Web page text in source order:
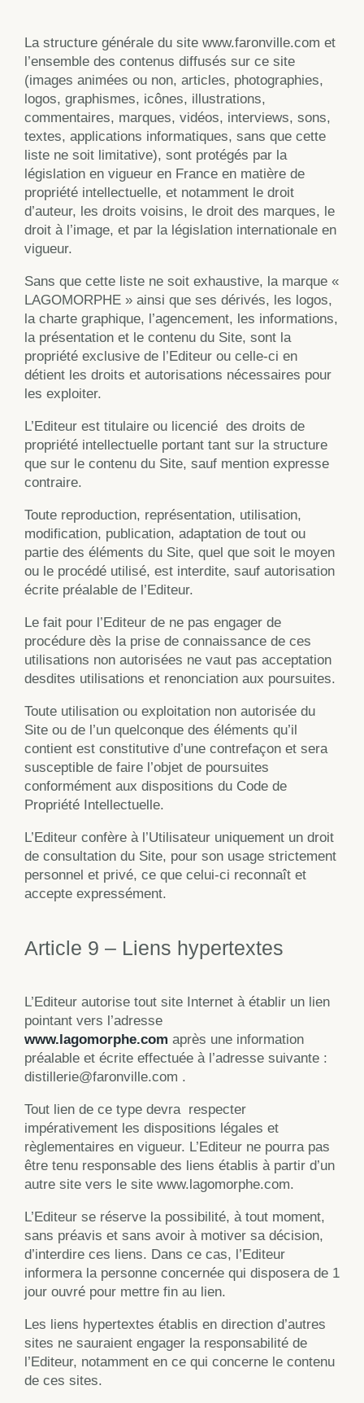
La structure générale du site www.faronville.com et
l’ensemble des contenus diffusés sur ce site
(images animées ou non, articles, photographies,
logos, graphismes, icônes, illustrations,
commentaires, marques, vidéos, interviews, sons,
textes, applications informatiques, sans que cette
liste ne soit limitative), sont protégés par la
législation en vigueur en France en matière de
propriété intellectuelle, et notamment le droit
d’auteur, les droits voisins, le droit des marques, le
droit à l’image, et par la législation internationale en
vigueur.
Sans que cette liste ne soit exhaustive, la marque «
LAGOMORPHE » ainsi que ses dérivés, les logos,
la charte graphique, l’agencement, les informations,
la présentation et le contenu du Site, sont la
propriété exclusive de l’Editeur ou celle-ci en
détient les droits et autorisations nécessaires pour
les exploiter.
L’Editeur est titulaire ou licencié des droits de
propriété intellectuelle portant tant sur la structure
que sur le contenu du Site, sauf mention expresse
contraire.
Toute reproduction, représentation, utilisation,
modification, publication, adaptation de tout ou
partie des éléments du Site, quel que soit le moyen
ou le procédé utilisé, est interdite, sauf autorisation
écrite préalable de l’Editeur.
Le fait pour l’Editeur de ne pas engager de
procédure dès la prise de connaissance de ces
utilisations non autorisées ne vaut pas acceptation
desdites utilisations et renonciation aux poursuites.
Toute utilisation ou exploitation non autorisée du
Site ou de l’un quelconque des éléments qu’il
contient est constitutive d’une contrefaçon et sera
susceptible de faire l’objet de poursuites
conformément aux dispositions du Code de
Propriété Intellectuelle.
L’Editeur confère à l’Utilisateur uniquement un droit
de consultation du Site, pour son usage strictement
personnel et privé, ce que celui-ci reconnaît et
accepte expressément.
Article 9 – Liens hypertextes
L’Editeur autorise tout site Internet à établir un lien
pointant vers l’adresse
www.lagomorphe.com après une information
préalable et écrite effectuée à l’adresse suivante :
distillerie@faronville.com .
Tout lien de ce type devra respecter
impérativement les dispositions légales et
règlementaires en vigueur. L’Editeur ne pourra pas
être tenu responsable des liens établis à partir d’un
autre site vers le site www.lagomorphe.com.
L’Editeur se réserve la possibilité, à tout moment,
sans préavis et sans avoir à motiver sa décision,
d’interdire ces liens. Dans ce cas, l’Editeur
informera la personne concernée qui disposera de 1
jour ouvré pour mettre fin au lien.
Les liens hypertextes établis en direction d’autres
sites ne sauraient engager la responsabilité de
l’Editeur, notamment en ce qui concerne le contenu
de ces sites.